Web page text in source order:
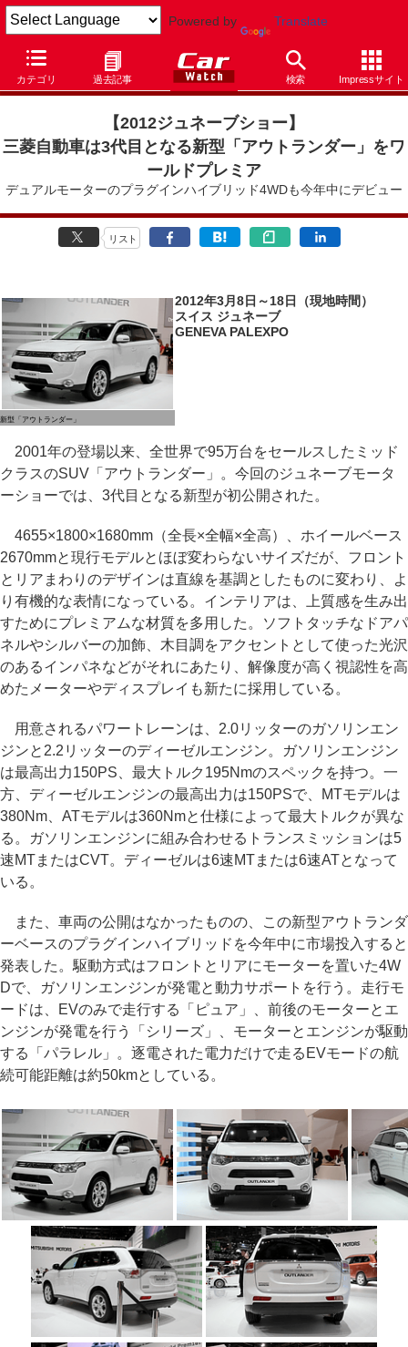
Powered by Translate
カテゴリ 過去記事 検索 Impressサイト
Car Watch イベント ジュネーブショー 2012
【2012ジュネーブショー】
三菱自動車は3代目となる新型「アウトランダー」をワ
ールドプレミア
デュアルモーターのプラグインハイブリッド4WDも今年中にデビュー
リスト
新型「アウトランダー」
2012年3月8日～18日（現地時間）
スイス ジュネーブ
GENEVA PALEXPO
2001年の登場以来、全世界で95万台をセールスしたミッド
クラスのSUV「アウトランダー」。今回のジュネーブモータ
ーショーでは、3代目となる新型が初公開された。
4655×1800×1680mm（全長×全幅×全高）、ホイールベース
2670mmと現行モデルとほぼ変わらないサイズだが、フロント
とリアまわりのデザインは直線を基調としたものに変わり、よ
り有機的な表情になっている。インテリアは、上質感を生み出
すためにプレミアムな材質を多用した。ソフトタッチなドアパ
ネルやシルバーの加飾、木目調をアクセントとして使った光沢
のあるインパネなどがそれにあたり、解像度が高く視認性を高
めたメーターやディスプレイも新たに採用している。
用意されるパワートレーンは、2.0リッターのガソリンエン
ジンと2.2リッターのディーゼルエンジン。ガソリンエンジン
は最高出力150PS、最大トルク195Nmのスペックを持つ。一
方、ディーゼルエンジンの最高出力は150PSで、MTモデルは
380Nm、ATモデルは360Nmと仕様によって最大トルクが異な
る。ガソリンエンジンに組み合わせるトランスミッションは5
速MTまたはCVT。ディーゼルは6速MTまたは6速ATとなって
いる。
また、車両の公開はなかったものの、この新型アウトランダ
ーベースのプラグインハイブリッドを今年中に市場投入すると
発表した。駆動方式はフロントとリアにモーターを置いた4W
Dで、ガソリンエンジンが発電と動力サポートを行う。走行モ
ードは、EVのみで走行する「ピュア」、前後のモーターとエ
ンジンが発電を行う「シリーズ」、モーターとエンジンが駆動
する「パラレル」。逐電された電力だけで走るEVモードの航
続可能距離は約50kmとしている。